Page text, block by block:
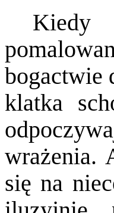
Kiedy
bogactwie
klatka
wrażenia.
się na